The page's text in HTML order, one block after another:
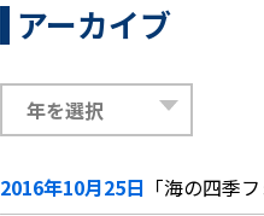
アーカイブ
2016年10月25日 「海の四季